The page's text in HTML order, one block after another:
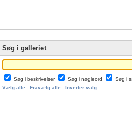
Søg i galleriet
Søg i beskrivelser Søg i nøgleord
Søg i
Vælg alle
Fravælg alle Inverter valg